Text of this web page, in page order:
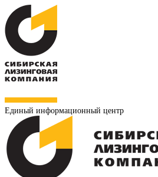
Единый информационный центр